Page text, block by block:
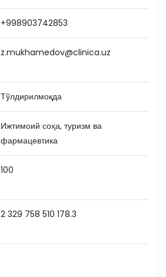
+998903742853
z.mukhamedov@clinica.uz
Тўлдирилмоқда
Ижтимоий соҳа, туризм ва
фармацевтика
100
2 329 758 510 178.3